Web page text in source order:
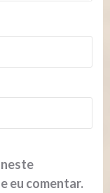
neste
eu comentar.